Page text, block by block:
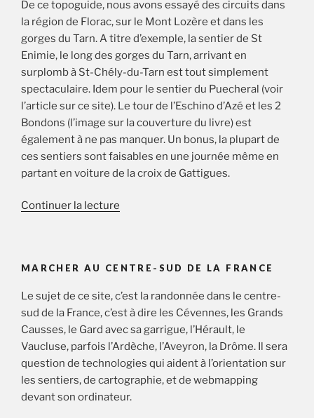
De ce topoguide, nous avons essayé des circuits dans
la région de Florac, sur le Mont Lozère et dans les
gorges du Tarn. A titre d’exemple, la sentier de St
Enimie, le long des gorges du Tarn, arrivant en
surplomb à St-Chély-du-Tarn est tout simplement
spectaculaire. Idem pour le sentier du Puecheral (voir
l’article sur ce site). Le tour de l’Eschino d’Azé et les 2
Bondons (l’image sur la couverture du livre) est
également à ne pas manquer. Un bonus, la plupart de
ces sentiers sont faisables en une journée même en
partant en voiture de la croix de Gattigues.
Continuer la lecture
Lozère »
MARCHER AU CENTRE-SUD DE LA FRANCE
Le sujet de ce site, c’est la randonnée dans le centre-
sud de la France, c’est à dire les Cévennes, les Grands
Causses, le Gard avec sa garrigue, l’Hérault, le
Vaucluse, parfois l’Ardèche, l’Aveyron, la Drôme. Il sera
question de technologies qui aident à l’orientation sur
les sentiers, de cartographie, et de webmapping
devant son ordinateur.